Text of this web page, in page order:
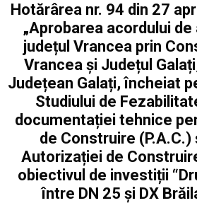
Hotărârea nr. 94 din 27
„Aprobarea acordului
județul Vrancea prin
Vrancea și Județul
Județean Galați, încheiat
Studiului de
documentației tehnice
de Construire
Autorizației de
obiectivul de investiții
între DN 25 și DX